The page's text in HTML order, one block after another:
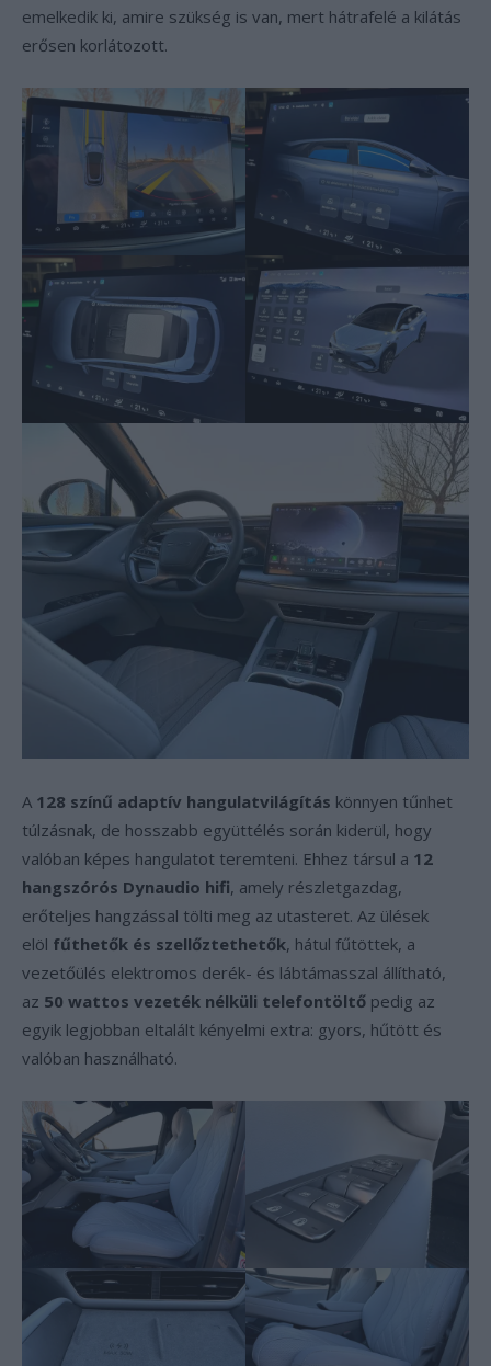
emelkedik ki, amire szükség is van, mert hátrafelé a kilátás
erősen korlátozott.
A 128 színű adaptív hangulatvilágítás könnyen tűnhet
túlzásnak, de hosszabb együttélés során kiderül, hogy
valóban képes hangulatot teremteni. Ehhez társul a 12
hangszórós Dynaudio hifi, amely részletgazdag,
erőteljes hangzással tölti meg az utasteret. Az ülések
elöl fűthetők és szellőztethetők, hátul fűtöttek, a
vezetőülés elektromos derék- és lábtámasszal állítható,
az 50 wattos vezeték nélküli telefontöltő pedig az
egyik legjobban eltalált kényelmi extra: gyors, hűtött és
valóban használható.